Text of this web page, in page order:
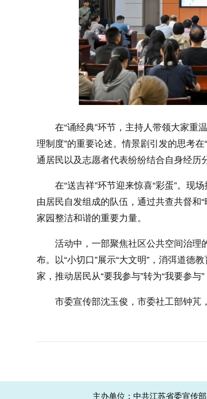
在“诵经典”环节，主持人带领大家重
理制度”的重要论述。情景剧引发的思考
通居民以及志愿者代表纷纷结合自身经历
在“送吉祥”环节迎来惊喜“彩蛋”。现
由居民自发组成的队伍，通过共查共督和
家园整洁和谐的重要力量。
活动中，一部聚焦社区公共空间治理
布。以“小切口”展示“大文明”，消弭道德
家，推动居民从“要我参与”转为“我要参与
市委宣传部沈玉俊，市委社工部钟芃
主办单位：中共江苏省委宣